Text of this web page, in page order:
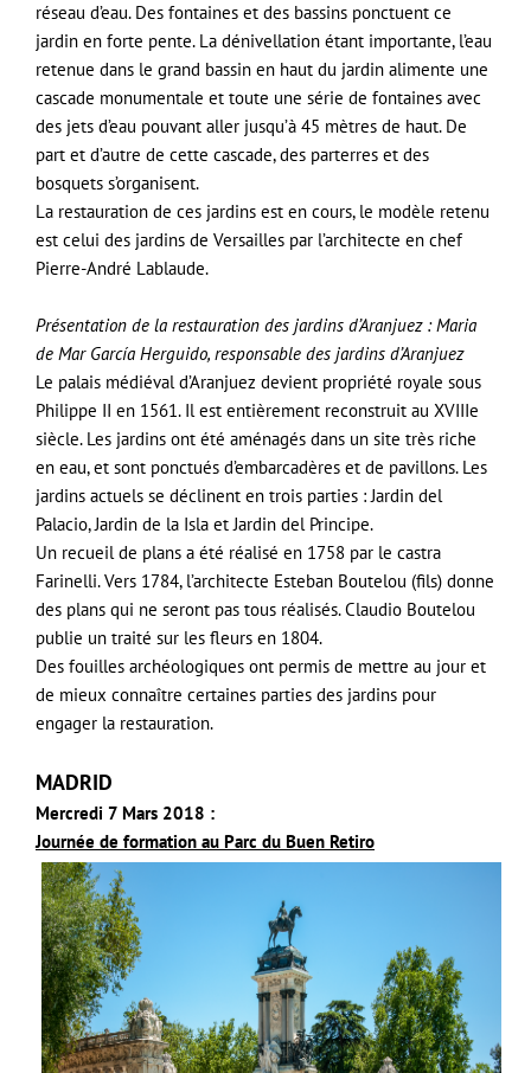
réseau d’eau. Des fontaines et des bassins ponctuent ce
jardin en forte pente. La dénivellation étant importante, l’eau
retenue dans le grand bassin en haut du jardin alimente une
cascade monumentale et toute une série de fontaines avec
des jets d’eau pouvant aller jusqu’à 45 mètres de haut. De
part et d’autre de cette cascade, des parterres et des
bosquets s’organisent.
La restauration de ces jardins est en cours, le modèle retenu
est celui des jardins de Versailles par l’architecte en chef
Pierre-André Lablaude.
Présentation de la restauration des jardins d’Aranjuez : Maria
de Mar García Herguido, responsable des jardins d’Aranjuez
Le palais médiéval d’Aranjuez devient propriété royale sous
Philippe II en 1561. Il est entièrement reconstruit au XVIIIe
siècle. Les jardins ont été aménagés dans un site très riche
en eau, et sont ponctués d’embarcadères et de pavillons. Les
jardins actuels se déclinent en trois parties : Jardin del
Palacio, Jardin de la Isla et Jardin del Principe.
Un recueil de plans a été réalisé en 1758 par le castra
Farinelli. Vers 1784, l’architecte Esteban Boutelou (fils) donne
des plans qui ne seront pas tous réalisés. Claudio Boutelou
publie un traité sur les fleurs en 1804.
Des fouilles archéologiques ont permis de mettre au jour et
de mieux connaître certaines parties des jardins pour
engager la restauration.
MADRID
Mercredi 7 Mars 2018 :
Journée de formation au Parc du Buen Retiro